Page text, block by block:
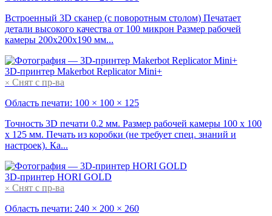
Встроенный 3D сканер (с поворотным столом) Печатает
детали высокого качества от 100 микрон Размер рабочей
камеры 200х200х190 мм...
3D-принтер Makerbot Replicator Mini+
× Снят с пр-ва
Область печати: 100 × 100 × 125
Точность 3D печати 0.2 мм. Размер рабочей камеры 100 х 100
х 125 мм. Печать из коробки (не требует спец. знаний и
настроек). Ка...
3D-принтер HORI GOLD
× Снят с пр-ва
Область печати: 240 × 200 × 260